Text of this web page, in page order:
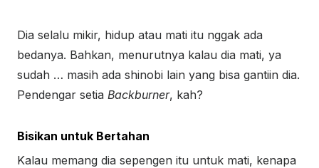
Dia selalu mikir, hidup atau mati itu nggak ada
bedanya. Bahkan, menurutnya kalau dia mati, ya
sudah … masih ada shinobi lain yang bisa gantiin dia.
Pendengar setia Backburner, kah?
Bisikan untuk Bertahan
Kalau memang dia sepengen itu untuk mati, kenapa